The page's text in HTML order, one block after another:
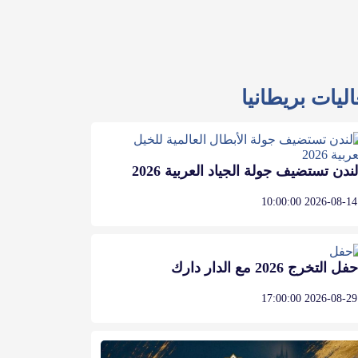
بريطانيا
لندن تستضيف جولة الجياد العربية 2026
2026-08-14 10:00:00
حفل التخرج 2026 مع الدار دارك
2026-08-29 17:00:00